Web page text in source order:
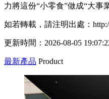
力將這份“小零食”做成“大
如若轉載，請注明出處：
更新時間：2026-08-05
最新產品 Product